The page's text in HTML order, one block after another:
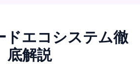
ドエコシステム徹
底解説